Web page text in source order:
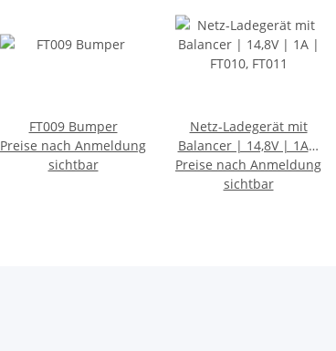
FT009 Bumper
Preise nach Anmeldung
sichtbar
Netz-Ladegerät mit
Balancer | 14,8V | 1A |
FT010, FT011
Preise nach Anmeldung
sichtbar